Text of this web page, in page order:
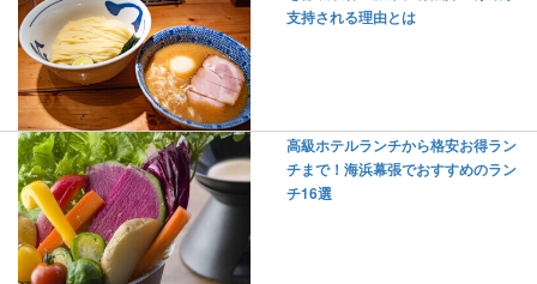
支持される理由とは
高級ホテルランチから格安お得ラン
チまで！海浜幕張でおすすめのラン
チ16選